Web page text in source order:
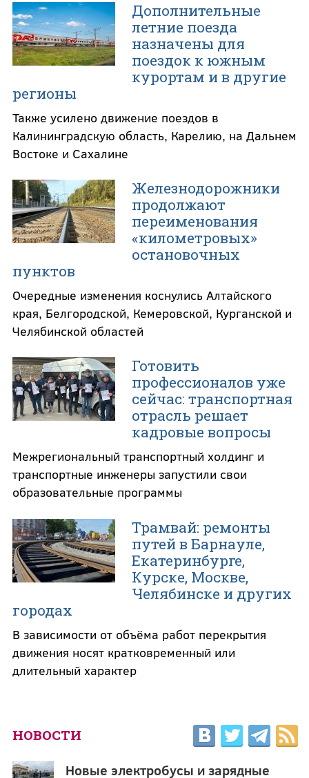
Дополнительные
летние поезда
назначены для
поездок к южным
курортам и в другие
регионы
Также усилено движение поездов в
Калининградскую область, Карелию, на Дальнем
Востоке и Сахалине
Железнодорожники
продолжают
переименования
«километровых»
остановочных
пунктов
Очередные изменения коснулись Алтайского
края, Белгородской, Кемеровской, Курганской и
Челябинской областей
Готовить
профессионалов уже
сейчас: транспортная
отрасль решает
кадровые вопросы
Межрегиональный транспортный холдинг и
транспортные инженеры запустили свои
образовательные программы
Трамвай: ремонты
путей в Барнауле,
Екатеринбурге,
Курске, Москве,
Челябинске и других
городах
В зависимости от объёма работ перекрытия
движения носят кратковременный или
длительный характер
НОВОСТИ
Новые электробусы и зарядные